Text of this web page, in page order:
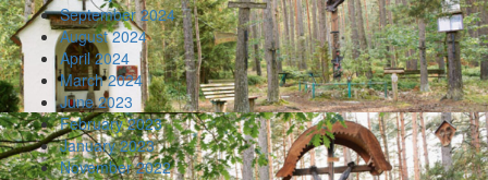
September 2024
August 2024
April 2024
March 2024
June 2023
February 2023
January 2023
November 2022